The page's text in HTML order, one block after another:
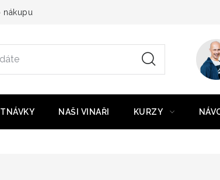
nákupu
NAŠI VINAŘI KURZY